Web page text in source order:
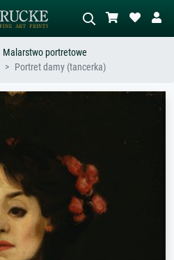
Malarstwo portretowe
Portret damy (tancerka)